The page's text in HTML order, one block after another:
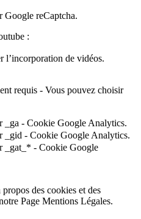
Google reCaptcha.
:
l’incorporation de vidéos.
requis - Vous pouvez choisir
_ga - Cookie Google Analytics.
_gid - Cookie Google Analytics.
_gat_* - Cookie Google
des cookies et des
Page Mentions Légales.